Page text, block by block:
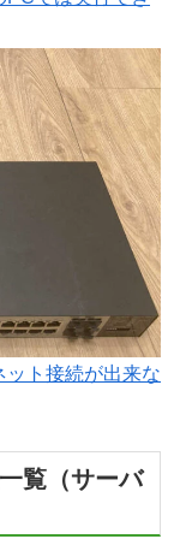
ト接続が出来な
覧（サーバ